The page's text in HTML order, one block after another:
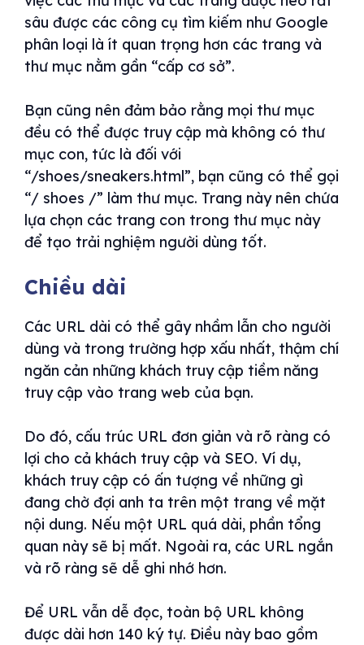
sâu được các công cụ tìm kiếm như Google
phân loại là ít quan trọng hơn các trang và
thư mục nằm gần “cấp cơ sở”.
Bạn cũng nên đảm bảo rằng mọi thư mục
đều có thể được truy cập mà không có thư
mục con, tức là đối với
“/shoes/sneakers.html”, bạn cũng có thể gọi
“/ shoes /” làm thư mục. Trang này nên chứa
lựa chọn các trang con trong thư mục này
để tạo trải nghiệm người dùng tốt.
Chiều dài
Các URL dài có thể gây nhầm lẫn cho người
dùng và trong trường hợp xấu nhất, thậm chí
ngăn cản những khách truy cập tiềm năng
truy cập vào trang web của bạn.
Do đó, cấu trúc URL đơn giản và rõ ràng có
lợi cho cả khách truy cập và SEO. Ví dụ,
khách truy cập có ấn tượng về những gì
đang chờ đợi anh ta trên một trang về mặt
nội dung. Nếu một URL quá dài, phần tổng
quan này sẽ bị mất. Ngoài ra, các URL ngắn
và rõ ràng sẽ dễ ghi nhớ hơn.
Để URL vẫn dễ đọc, toàn bộ URL không
được dài hơn 140 ký tự. Điều này bao gồm